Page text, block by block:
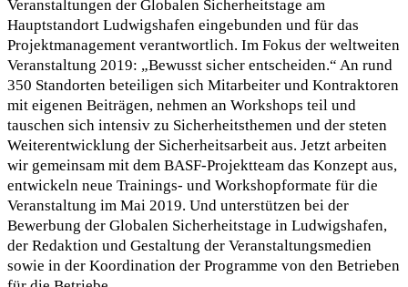
Veranstaltungen der Globalen Sicherheitstage am
Hauptstandort Ludwigshafen eingebunden und für das
Projektmanagement verantwortlich. Im Fokus der weltweiten
Veranstaltung 2019: „Bewusst sicher entscheiden.“ An rund
350 Standorten beteiligen sich Mitarbeiter und Kontraktoren
mit eigenen Beiträgen, nehmen an Workshops teil und
tauschen sich intensiv zu Sicherheitsthemen und der steten
Weiterentwicklung der Sicherheitsarbeit aus. Jetzt arbeiten
wir gemeinsam mit dem BASF-Projektteam das Konzept aus,
entwickeln neue Trainings- und Workshopformate für die
Veranstaltung im Mai 2019. Und unterstützen bei der
Bewerbung der Globalen Sicherheitstage in Ludwigshafen,
der Redaktion und Gestaltung der Veranstaltungsmedien
sowie in der Koordination der Programme von den Betrieben